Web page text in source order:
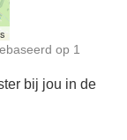
op 1
bij jou in de